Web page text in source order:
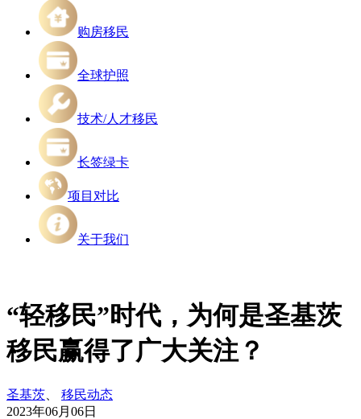
购房移民
全球护照
技术/人才移民
长签绿卡
项目对比
关于我们
“轻移民”时代，为何是圣基茨
移民赢得了广大关注？
圣基茨
移民动态
2023年06月06日